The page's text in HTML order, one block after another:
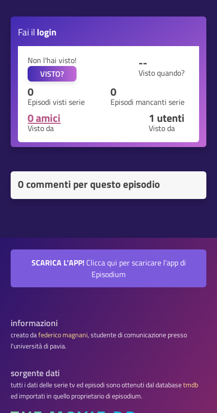
Fai il login
Non l'hai visto!
VISTO?
--
Visto quando?
0
Episodi visti serie
0
Episodi mancanti serie
0 amici
Visto da
1 utenti
Visto da
0 commenti per questo episodio
SCARICA L'APP!Clicca qui per scaricare l'app di
Episodium
informazioni
creato dafederico magnani, studente di comunicazione presso
l'università di pavia.
sorgente dati
tutti i dati delle serie tv ed episodi sono ottenuti dal databasetmdb
ed importati in quello proprietario di episodium.